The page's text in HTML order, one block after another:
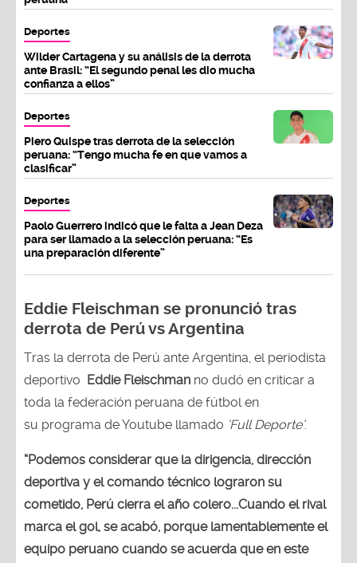
Wilder Cartagena y su análisis de la derrota
ante Brasil: “El segundo penal les dio mucha
confianza a ellos”
Piero Quispe tras derrota de la selección
peruana: “Tengo mucha fe en que vamos a
clasificar”
Paolo Guerrero indicó que le falta a Jean Deza
para ser llamado a la selección peruana: “Es
una preparación diferente”
derrota de Perú vs Argentina
Tras la derrota de Perú ante Argentina, el periodista
deportivo Eddie Fleischman no dudó en criticar a
toda la federación peruana de fútbol en
su programa de Youtube llamado‘Full Deporte’
deportiva y el comando técnico lograron su
cometido, Perú cierra el año colero...Cuando el rival
marca el gol, se acabó, porque lamentablemente el
equipo peruano cuando se acuerda que en este
juego existe la pelota, no sabe qué hacer con ella.